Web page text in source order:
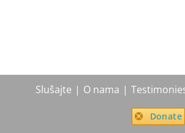
Slušajte O nama
Donate